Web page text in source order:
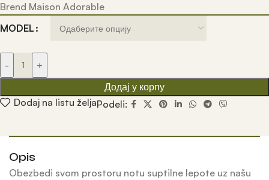
Brend Maison Adorable
MODEL
-
+
Додај у корпу
Dodaj na listu željaPodeli:
Opis
Obezbedi svom prostoru notu suptilne lepote uz našu